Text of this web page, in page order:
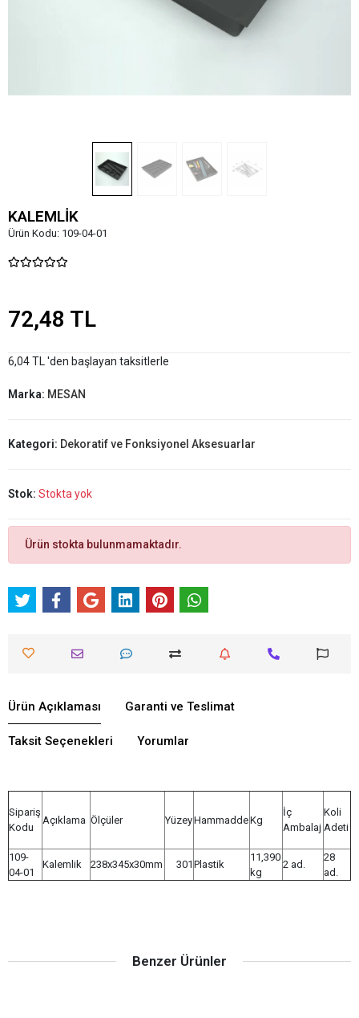
KALEMLİK
Ürün Kodu: 109-04-01
72,48 TL
6,04 TL 'den başlayan taksitlerle
Marka: MESAN
Kategori: Dekoratif ve Fonksiyonel Aksesuarlar
Stok: Stokta yok
Ürün stokta bulunmamaktadır.
Ürün Açıklaması Garanti ve Teslimat
Taksit Seçenekleri Yorumlar
Sipariş
Kodu
Açıklama Ölçüler YüzeyHammaddeKg
İç
Ambalaj
Koli
Adeti
109-
04-01
Kalemlik 238x345x30mm 301 Plastik
11,390
kg
2 ad.
28
ad.
Benzer Ürünler